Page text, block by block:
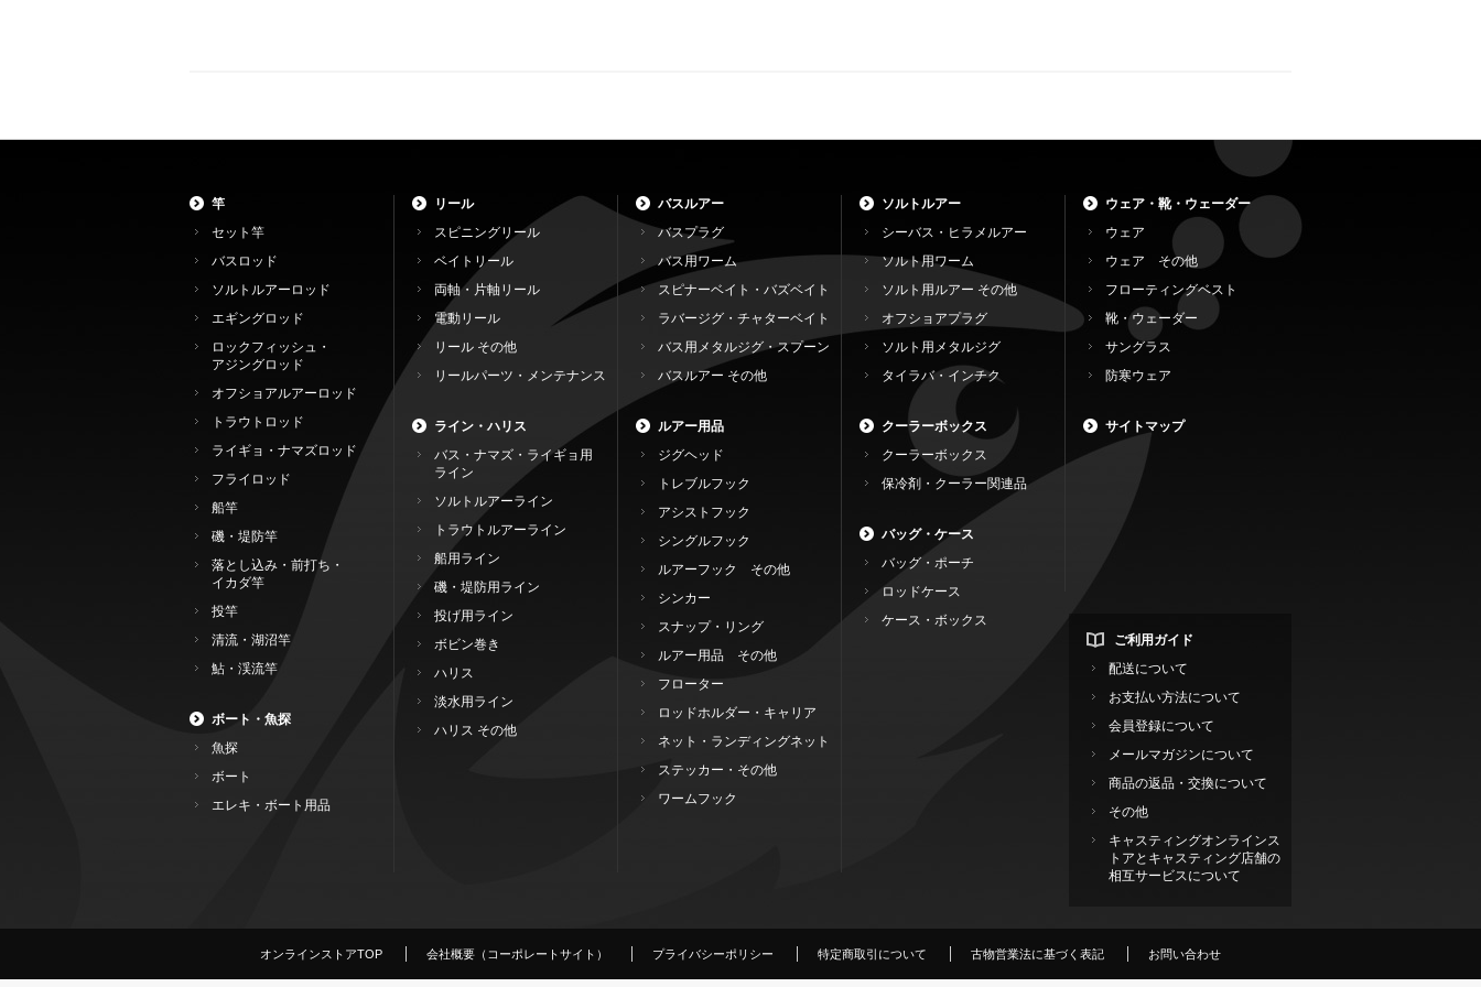
竿
セット竿
バスロッド
ソルトルアーロッド
エギングロッド
ロックフィッシュ・
アジングロッド
オフショアルアーロッド
トラウトロッド
ライギョ・ナマズロッド
フライロッド
船竿
磯・堤防竿
落とし込み・前打ち・
イカダ竿
投竿
清流・湖沼竿
鮎・渓流竿
ボート・魚探
魚探
ボート
エレキ・ボート用品
リール
スピニングリール
ベイトリール
両軸・片軸リール
電動リール
リール その他
リールパーツ・メンテナンス
ライン・ハリス
バス・ナマズ・ライギョ用
ライン
ソルトルアーライン
トラウトルアーライン
船用ライン
磯・堤防用ライン
投げ用ライン
ボビン巻き
ハリス
淡水用ライン
ハリス その他
バスルアー
バスプラグ
バス用ワーム
スピナーベイト・バズベイト
ラバージグ・チャターベイト
バス用メタルジグ・スプーン
バスルアー その他
ルアー用品
ジグヘッド
トレブルフック
アシストフック
シングルフック
ルアーフック その他
シンカー
スナップ・リング
ルアー用品 その他
フローター
ロッドホルダー・キャリア
ネット・ランディングネット
ステッカー・その他
ワームフック
ソルトルアー
シーバス・ヒラメルアー
ソルト用ワーム
ソルト用ルアー その他
オフショアプラグ
ソルト用メタルジグ
タイラバ・インチク
クーラーボックス
クーラーボックス
保冷剤・クーラー関連品
バッグ・ケース
バッグ・ポーチ
ロッドケース
ケース・ボックス
ウェア・靴・ウェーダー
ウェア
ウェア その他
フローティングベスト
靴・ウェーダー
サングラス
防寒ウェア
サイトマップ
ご利用ガイド
配送について
お支払い方法について
会員登録について
メールマガジンについて
商品の返品・交換について
その他
キャスティングオンラインス
トアとキャスティング店舗の
相互サービスについて
オンラインストアTOP 会社概要（コーポレートサイト） プライバシーポリシー 特定商取引について 古物営業法に基づく表記 お問い合わせ